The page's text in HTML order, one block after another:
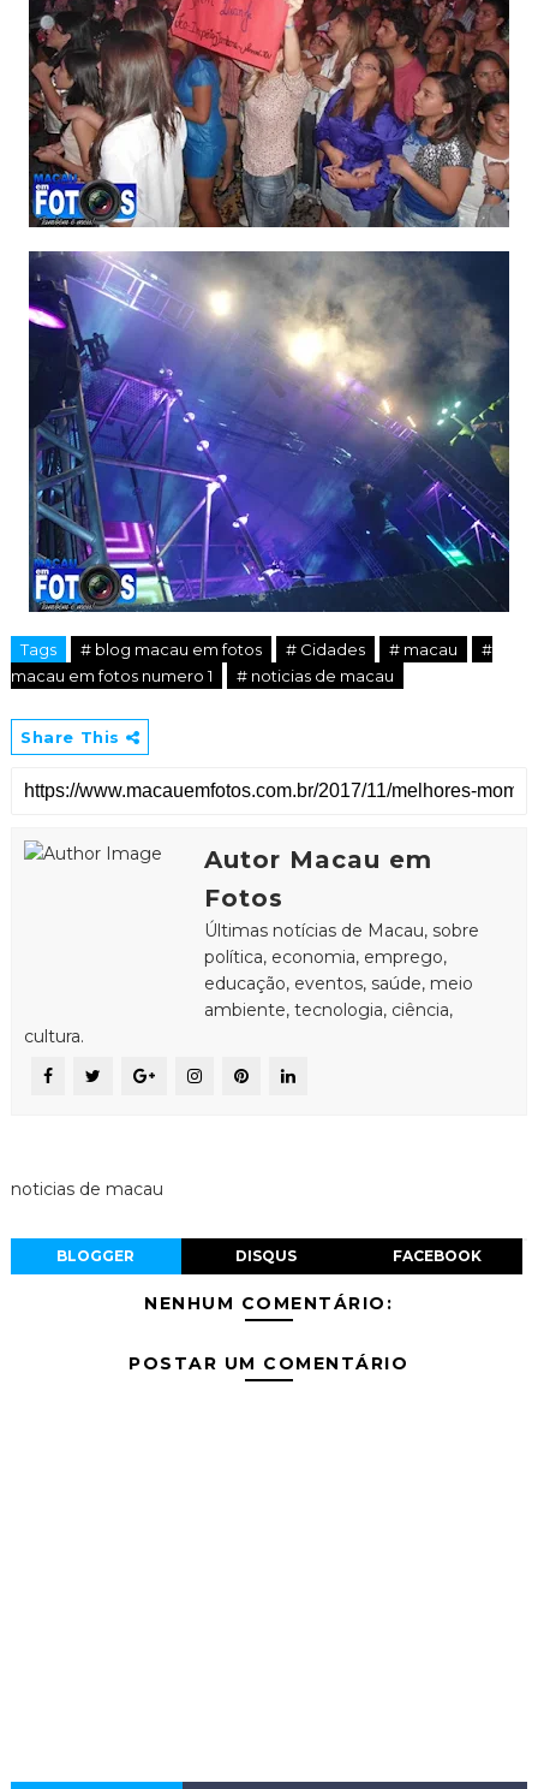
Tags # blog macau em fotos # Cidades # macau
#
macau em fotos numero 1
# noticias de macau
Share This
Autor Macau em
Fotos
Últimas notícias de Macau, sobre
política, economia, emprego,
educação, eventos, saúde, meio
ambiente, tecnologia, ciência,
cultura.
noticias de macau
BLOGGER DISQUS FACEBOOK
NENHUM COMENTÁRIO:
POSTAR UM COMENTÁRIO